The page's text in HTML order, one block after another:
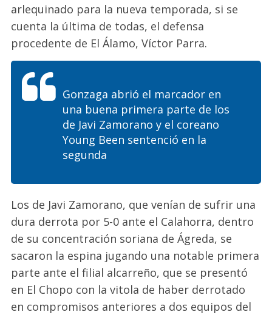
arlequinado para la nueva temporada, si se
cuenta la última de todas, el defensa
procedente de El Álamo, Víctor Parra.
Gonzaga abrió el marcador en
una buena primera parte de los
de Javi Zamorano y el coreano
Young Been sentenció en la
segunda
Los de Javi Zamorano, que venían de sufrir una
dura derrota por 5-0 ante el Calahorra, dentro
de su concentración soriana de Ágreda, se
sacaron la espina jugando una notable primera
parte ante el filial alcarreño, que se presentó
en El Chopo con la vitola de haber derrotado
en compromisos anteriores a dos equipos del